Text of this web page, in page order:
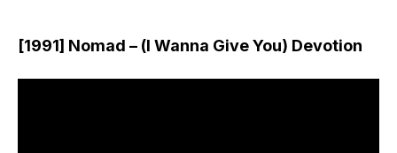
[1991] Nomad – (I Wanna Give You) Devotion